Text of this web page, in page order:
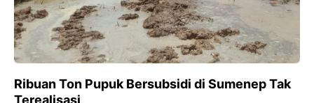
Ribuan Ton Pupuk Bersubsidi di Sumenep Tak
Terealisasi